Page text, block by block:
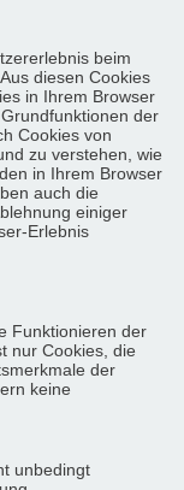
beim
diesen Cookies
in Ihrem Browser
der
Cookies von
zu verstehen, wie
in Ihrem Browser
auch die
einiger
Erlebnis
Funktionieren der
nur Cookies, die
der
keine
unbedingt